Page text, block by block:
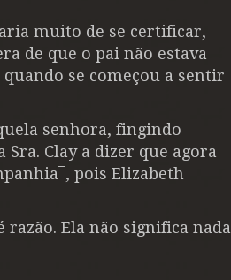
muito de se certificar,
de que o pai não estava
quando se começou a sentir
senhora, fingindo
Clay a dizer que agora
pois Elizabeth
Ela não significa nada